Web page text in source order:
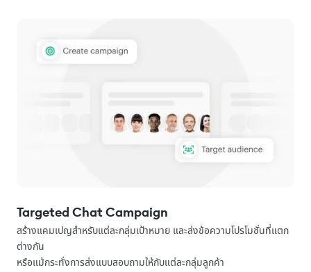
Targeted Chat Campaign
สร้างแคมเปญสำหรับแต่ละกลุ่มเป้าหมาย และส่งข้อความโปรโมชั่นที่แตก
ต่างกัน
หรือแม้กระทั่งการส่งแบบสอบถามให้กับแต่ละกลุ่มลูกค้า